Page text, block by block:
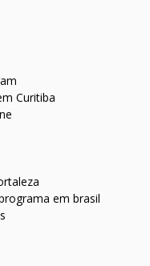
Curitiba
em brasil